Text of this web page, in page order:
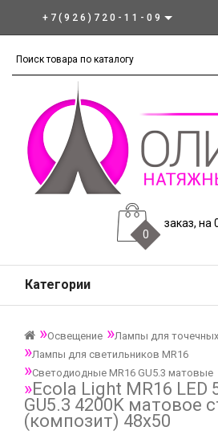
+7(926)720-11-09
0
заказ, на
Категории
Освещение
Лампы для
Лампы для светильников MR16
Светодиодные MR16 GU5.3 матовые
Ecola Light MR16 LED
GU5.3 4200K матовое
(композит) 48x50